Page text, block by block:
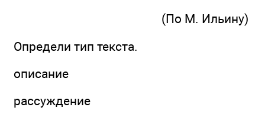
(По М. Ильину)
Определи тип текста.
описание
рассуждение